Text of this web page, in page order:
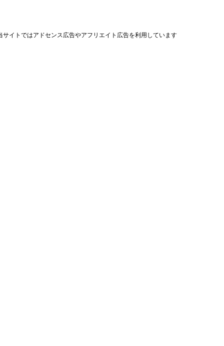
サイトではアドセンス広告やアフリエイト広告を利用しています